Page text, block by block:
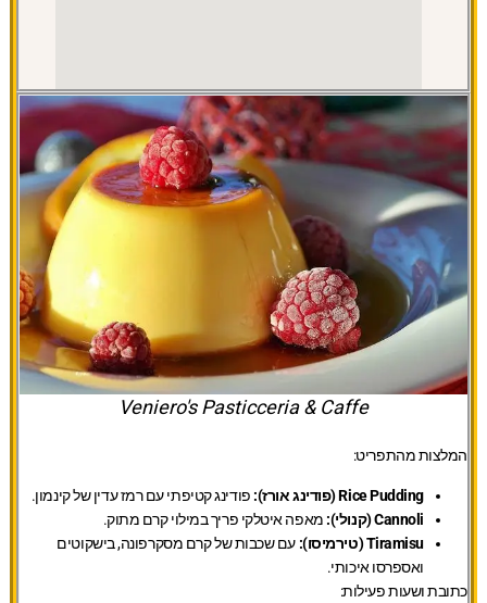
Veniero's Pasticceria & Caffe
המלצות מהתפריט:
Rice Pudding (פודינג אורז):
פודינג קטיפתי עם רמז עדין של קינמון.
Cannoli (קנולי):
מאפה איטלקי פריך במילוי קרם מתוק.
Tiramisu (טירמיסו):
עם שכבות של קרם מסקרפונה, בישקוטים
ואספרסו איכותי.
כתובת ושעות פעילות: